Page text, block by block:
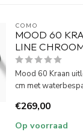
COMO
MOOD 60
LINE
Mood 60 Kraan
cm met
€269,00
Op voorraad